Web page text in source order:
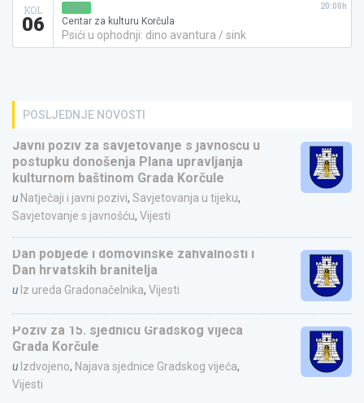
KOL
06
KINO
Centar za kulturu Korčula
Psići u ophodnji: dino avantura / sink
20:00h
POSLJEDNJE NOVOSTI
Javni poziv za savjetovanje s javnošću u
postupku donošenja Plana upravljanja
kulturnom baštinom Grada Korčule
u Natječaji i javni pozivi, Savjetovanja u tijeku,
Savjetovanje s javnošću, Vijesti
Dan pobjede i domovinske zahvalnosti i
Dan hrvatskih branitelja
u Iz ureda Gradonačelnika, Vijesti
Poziv za 15. sjednicu Gradskog vijeća
Grada Korčule
u Izdvojeno, Najava sjednice Gradskog vijeća,
Vijesti